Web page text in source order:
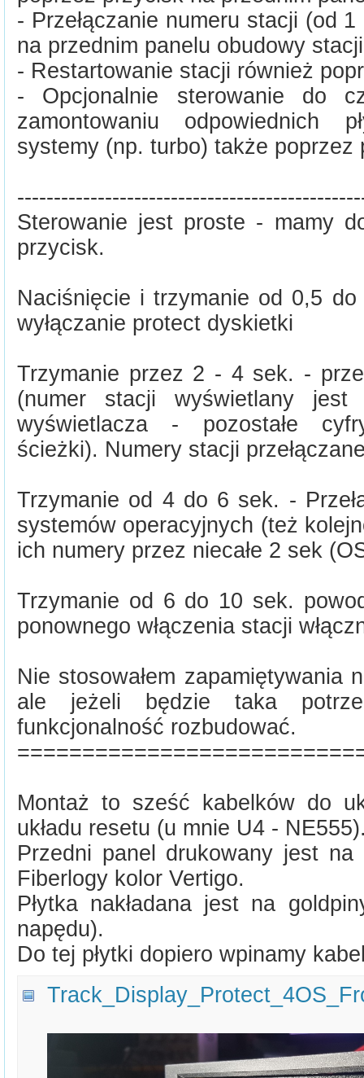
- Przełączanie numeru stacji (od
na przednim panelu obudowy stacji
- Restartowanie stacji również
- Opcjonalnie sterowanie do
zamontowaniu odpowiednich
systemy (np. turbo) także poprzez
Sterowanie jest proste - mamy
przycisk.
Naciśnięcie i trzymanie od 0,5
wyłączanie protect dyskietki
Trzymanie przez 2 - 4 sek. -
(numer stacji wyświetlany
wyświetlacza - pozostałe
ścieżki). Numery stacji
Trzymanie od 4 do 6 sek. -
systemów operacyjnych (też
ich numery przez niecałe 2 sek
Trzymanie od 6 do 10 sek.
ponownego włączenia stacji
Nie stosowałem zapamiętywania
ale jeżeli będzie taka
funkcjonalność rozbudować.
Montaż to sześć kabelków do
układu resetu (u mnie U4 -
Przedni panel drukowany jest
Fiberlogy kolor Vertigo.
Płytka nakładana jest na
napędu).
Do tej płytki dopiero wpinamy